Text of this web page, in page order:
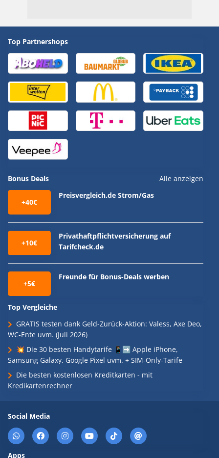
Top Partnershops
Bonus Deals Alle anzeigen
+40€
Preisvergleich.de Strom/Gas
+10€
Privathaftpflichtversicherung auf
Tarifcheck.de
+5€
Freunde für Bonus-Deals werben
Top Vergleiche
GRATIS testen dank Geld-Zurück-Aktion: Valess, Axe Deo,
WC-Ente uvm. (Juli 2026)
💥 Die 30 besten Handytarife 📱➡️ Apple iPhone,
Samsung Galaxy, Google Pixel uvm. + SIM-Only-Tarife
Die besten kostenlosen Kreditkarten - mit
Kredikartenrechner
Social Media
Apps